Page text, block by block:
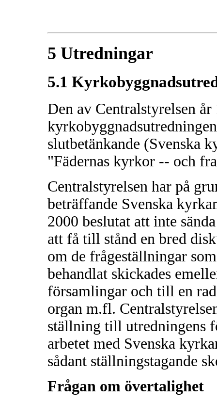
5 Utredningar
5.1
Den av Centralstyrelsen
slutbetänkande (Svenska
"Fädernas kyrkor -- och
Centralstyrelsen har på
beträffande Svenska
2000 beslutat att inte
att få till stånd en bred
om de frågeställningar
behandlat skickades
församlingar och till en
organ m.fl.
ställning till utredningens
arbetet med Svenska
sådant ställningstagande
Frågan om övertalighet